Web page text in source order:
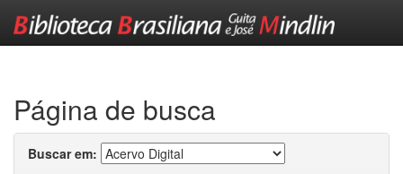
Página de busca
Buscar em: